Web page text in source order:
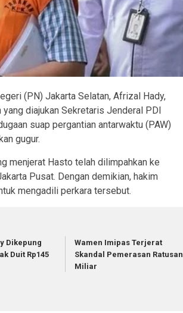
(PN) Jakarta Selatan, Afrizal Hady,
diajukan Sekretaris Jenderal PDI
suap pergantian antarwaktu (PAW)
gugur.
menjerat Hasto telah dilimpahkan ke
Pusat. Dengan demikian, hakim
mengadili perkara tersebut.
Dikepung
Duit Rp145
Wamen Imipas Terjerat
Skandal Pemerasan Ratusan
Miliar